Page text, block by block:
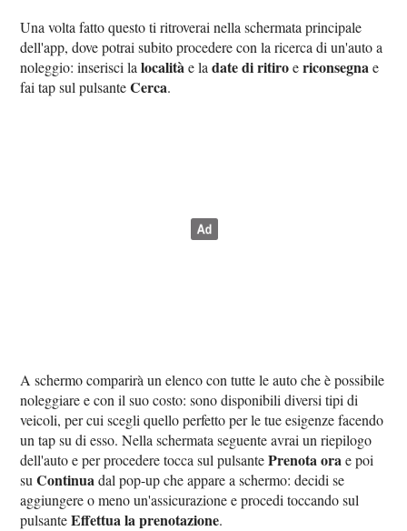
Una volta fatto questo ti ritroverai nella schermata principale
dell'app, dove potrai subito procedere con la ricerca di un'auto a
noleggio: inserisci lalocalità e ladate di ritiroericonsegna e
fai tap sul pulsanteCerca.
A schermo comparirà un elenco con tutte le auto che è possibile
noleggiare e con il suo costo: sono disponibili diversi tipi di
veicoli, per cui scegli quello perfetto per le tue esigenze facendo
un tap su di esso. Nella schermata seguente avrai un riepilogo
dell'auto e per procedere tocca sul pulsantePrenota ora e poi
suContinua dal pop-up che appare a schermo: decidi se
aggiungere o meno un'assicurazione e procedi toccando sul
pulsanteEffettua la prenotazione.